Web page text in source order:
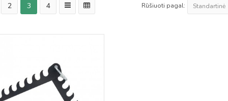
2 3 4 Rūšiuoti pagal: